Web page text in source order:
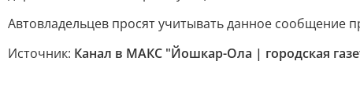
Автовладельцев просят учитывать данное сообщение
Источник: Канал в МАКС "Йошкар-Ола | городская